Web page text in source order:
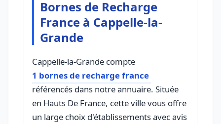
Bornes de Recharge
France à Cappelle-la-
Grande
Cappelle-la-Grande compte
1 bornes de recharge france
référencés dans notre annuaire. Située
en Hauts De France, cette ville vous offre
un large choix d'établissements avec avis